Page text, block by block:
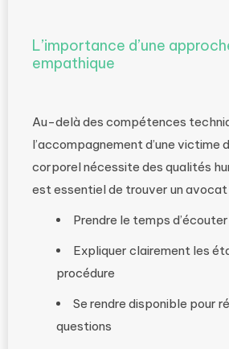
L’importance d’une
empathique
Au-delà des compétences
l’accompagnement d’une victime
corporel nécessite des qualités
est essentiel de trouver un avocat
Prendre le temps
Expliquer clairement les
procédure
Se rendre disponible pour
questions